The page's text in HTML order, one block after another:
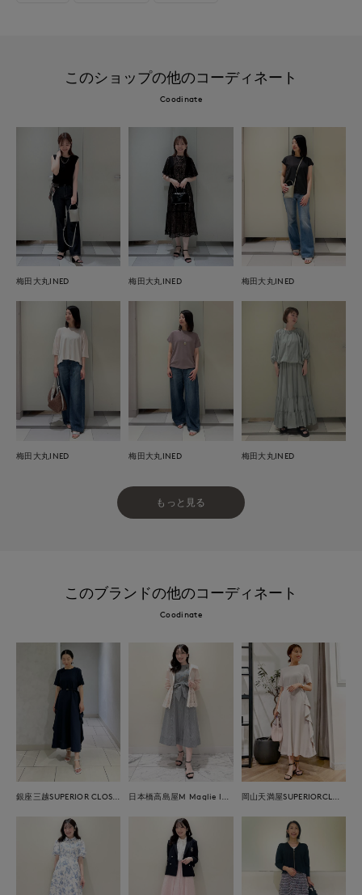
このショップの他のコーディネート
Coodinate
梅田大丸INED 梅田大丸INED 梅田大丸INED
梅田大丸INED 梅田大丸INED 梅田大丸INED
もっと見る
このブランドの他のコーディネート
Coodinate